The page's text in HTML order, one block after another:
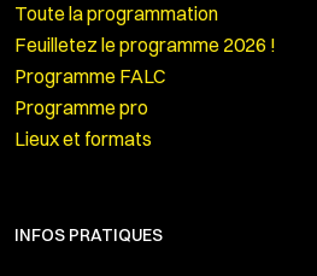
Toute la programmation
Feuilletez le programme 2026 !
Programme FALC
Programme pro
Lieux et formats
INFOS PRATIQUES